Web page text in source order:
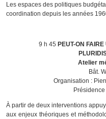
Les espaces des politiques
coordination depuis les années
9 h 45 PEUT-ON
Atelier
Bât.
Organisation :
Présidence
À partir de deux interventions
aux enjeux théoriques et